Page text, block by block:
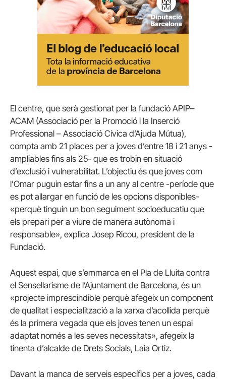
El centre, que serà gestionat per la fundació APIP–
ACAM (Associació per la Promoció i la Inserció
Professional – Associació Cívica d’Ajuda Mútua),
compta amb 21 places per a joves d’entre 18 i 21 anys -
ampliables fins als 25- que es trobin en situació
d’exclusió i vulnerabilitat. L’objectiu és que joves com
l’Omar puguin estar fins a un any al centre -període que
es pot allargar en funció de les opcions disponibles-
«perquè tinguin un bon seguiment socioeducatiu que
els prepari per a viure de manera autònoma i
responsable», explica Josep Ricou, president de la
Fundació.
Aquest espai, que s’emmarca en el Pla de Lluita contra
el Sensellarisme de l’Ajuntament de Barcelona, és un
«projecte imprescindible perquè afegeix un component
de qualitat i especialització a la xarxa d’acollida perquè
és la primera vegada que els joves tenen un espai
adaptat només a les seves necessitats», afegeix la
tinenta d’alcalde de Drets Socials, Laia Ortiz.
Davant la manca de serveis específics per a joves, cada